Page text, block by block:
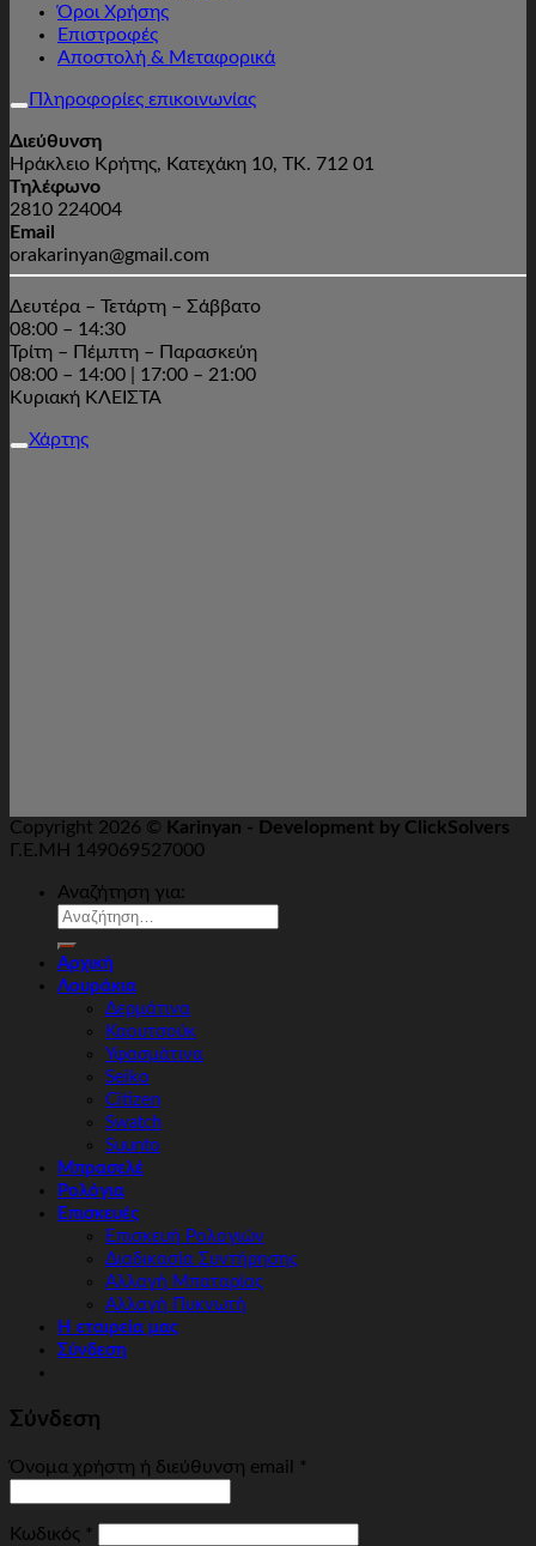
Όροι Χρήσης
Επιστροφές
Αποστολή & Μεταφορικά
Πληροφορίες επικοινωνίας
Διεύθυνση
Ηράκλειο Κρήτης, Κατεχάκη 10, ΤΚ. 712 01
Τηλέφωνο
2810 224004
Email
orakarinyan@gmail.com
Δευτέρα – Τετάρτη – Σάββατο
08:00 – 14:30
Τρίτη – Πέμπτη – Παρασκεύη
08:00 – 14:00 | 17:00 – 21:00
Κυριακή ΚΛΕΙΣΤΑ
Χάρτης
Copyright 2026 © Karinyan - Development by ClickSolvers
Γ.Ε.ΜΗ 149069527000
Αναζήτηση για:
Αρχική
Λουράκια
Δερμάτινα
Καουτσούκ
Υφασμάτινα
Seiko
Citizen
Swatch
Suunto
Μπρασελέ
Ρολόγια
Επισκευές
Επισκευή Ρολογιών
Διαδικασία Συντήρησης
Αλλαγή Μπαταρίας
Αλλαγή Πυκνωτή
Η εταιρεία μας
Σύνδεση
Σύνδεση
Όνομα χρήστη ή διεύθυνση email *
Κωδικός *